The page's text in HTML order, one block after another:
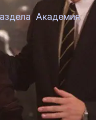
Академия